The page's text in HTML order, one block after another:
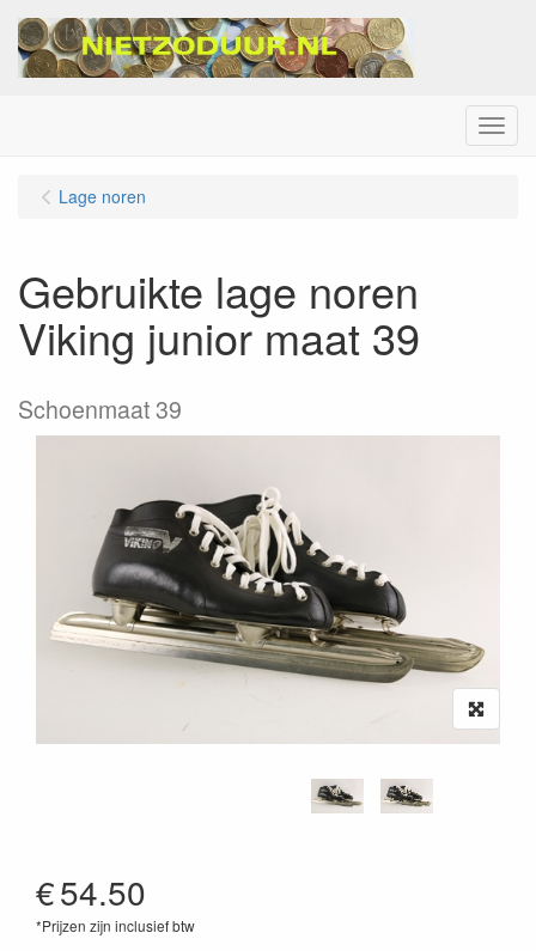
Menu
Lage noren
Gebruikte lage noren
Viking junior maat 39
Schoenmaat 39
€54.50
*Prijzen zijn inclusief btw